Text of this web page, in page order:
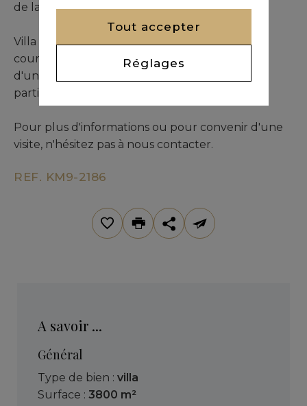
de la ville ocre.
Villa Alba se dessine à la perfection grâce à ses
courbes arabo-andalouses et s'articule autour
d'une imposante cour qui ont vu défiler une
partie de notre histoire.
Pour plus d'informations ou pour convenir d'une
visite, n'hésitez pas à nous contacter.
REF. KM9-2186
A savoir ...
Général
Type de bien : villa
Surface : 3800 m²
Tout accepter
Réglages